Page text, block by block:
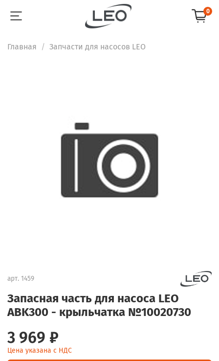
0
Главная Запчасти для насосов LEO
арт. 1459
Запасная часть для насоса LEO
ABK300 - крыльчатка №10020730
3 969 ₽
Цена указана с НДС